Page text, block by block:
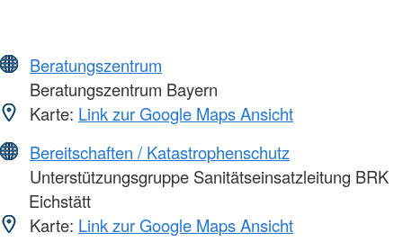
Beratungszentrum
Beratungszentrum Bayern
Karte: Link zur Google Maps Ansicht
Bereitschaften / Katastrophenschutz
Unterstützungsgruppe Sanitätseinsatzleitung BRK
Eichstätt
Karte: Link zur Google Maps Ansicht